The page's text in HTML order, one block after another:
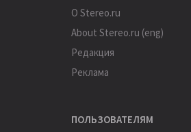
О Stereo.ru
About Stereo.ru (eng)
Редакция
Реклама
ПОЛЬЗОВАТЕЛЯМ